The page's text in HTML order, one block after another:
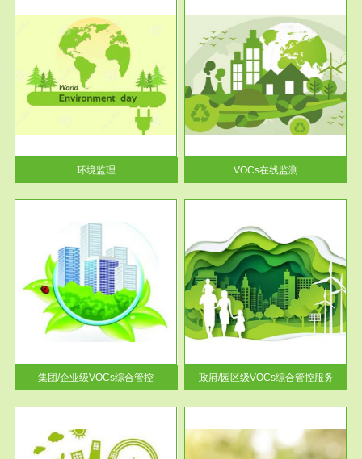
环境监理
服务范围
VOCs在线监测
根据《重点区域大气污染防
治“十二五”规划》有机废气净化
率达...
VOCs在线监测
集团/企业级VOCs综合管控
服务范围
政府/园区级VOCs综合管控服务
根据《石化行业挥发性有机物综
合整治方案》文件要求，到2017
年，全...
政府/园区级VOCs综合管控服务